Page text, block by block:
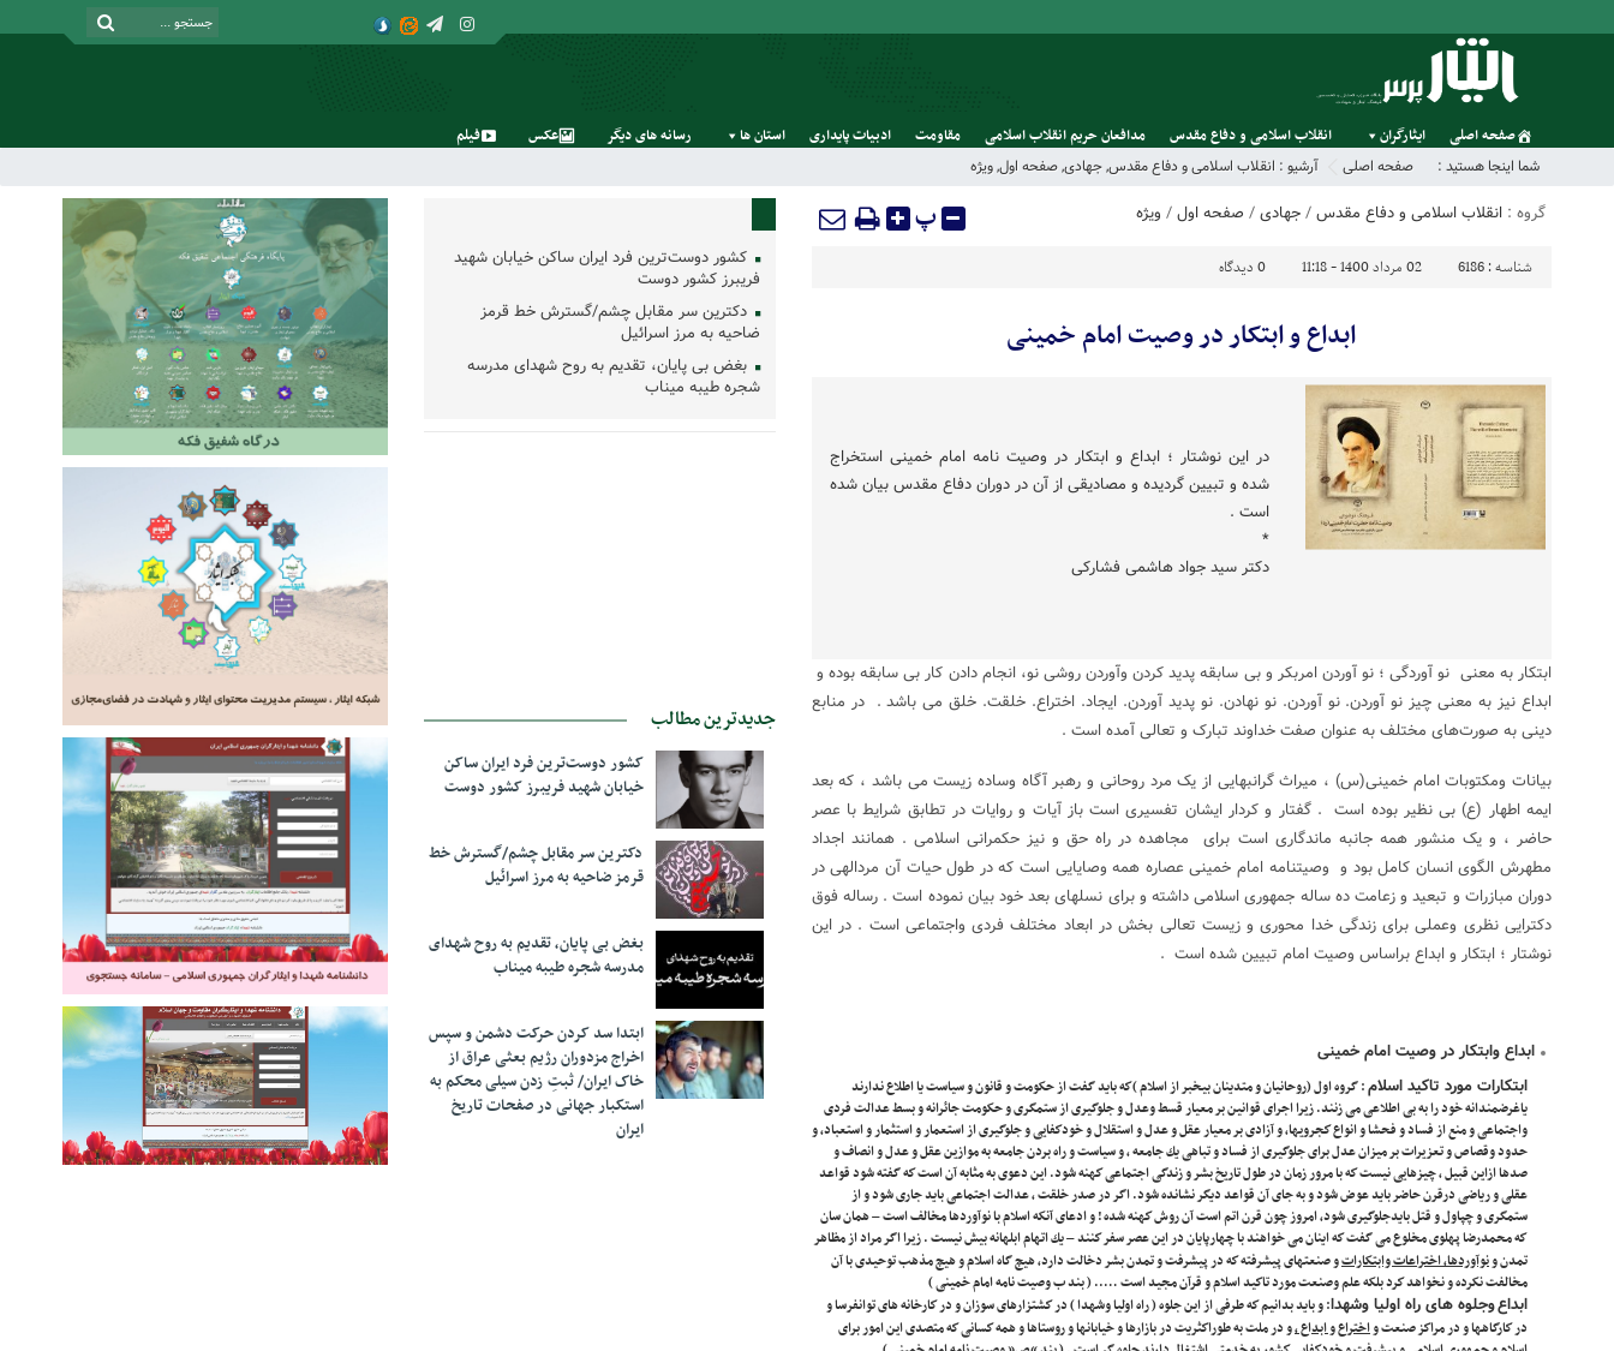
صفحه اصلی ایثارگران انقلاب اسلامی و دفاع مقدس مدافعان حریم انقلاب اسلامی مقاومت ادبیات پایداری استان‌ ها رسانه‌ های‌ دیگر عکس فیلم
شما اینجا هستید : صفحه اصلی آرشیو : انقلاب اسلامی و دفاع مقدس,جهادی,صفحه اول,ویژه
گروه : انقلاب اسلامی و دفاع مقدس/جهادی/ صفحه اول/ ویژه پ
شناسه : 6186 02 مرداد 1400 - 11:18 0 دیدگاه
ابداع و ابتکار در وصیت امام خمینی
در این نوشتار ؛ ابداع و ابتکار در وصیت نامه امام خمینی استخراج
شده و تبیین گردیده و مصادیقی از آن در دوران دفاع مقدس بیان شده
است .
*
دکتر سید جواد هاشمی فشارکی
ابتکار به معنی نو آوردگی ؛ نو آوردن امربکر و بی سابقه پدید کردن وآوردن روشی نو، انجام دادن کار بی سابقه بوده و
ابداع نیز به معنی چیز نو آوردن. نو آوردن. نو نهادن. نو پدید آوردن. ایجاد. اختراع. خلقت. خلق می باشد . در منابع
دینی به صورت‌های مختلف به عنوان صفت خداوند تبارک و تعالی آمده است .
بیانات ومکتوبات امام‏‎ ‎‏خمینی(س) ، میراث گرانبهایی از یک مرد روحانی و رهبر آگاه وساده زیست می باشد ، که بعد
ایمه اطهار (ع) بی نظیر بوده است . گفتار و کردار ایشان تفسیری است ‎‏باز آیات و روایات در تطابق شرایط با عصر
حاضر ، و یک منشور همه جانبه ماندگاری است برای‏‎ ‎‏ مجاهده در راه حق و نیز حکمرانی اسلامی . همانند اجداد
مطهرش الگوی انسان کامل بود و وصیتنامه امام خمینی عصاره همه وصایایی‏‎ ‎‏است که در طول حیات آن مردالهی در
دوران مبازرات و تبعید و زعامت ده ساله جمهوری اسلامی داشته و برای نسلهای بعد خود بیان نموده است . رساله فوق
دکترایی نظری وعملی برای زندگی‏‎ ‎‏خدا محوری و زیست تعالی بخش در ابعاد مختلف فردی واجتماعی است . در این
نوشتار ؛ ابتکار و ابداع براساس وصیت امام تبیین شده است .
ابداع وابتکار در وصیت امام خمینی
ابتکارات مورد تاکید اسلام: گروه اول (روحانیان و متدینان بیخبر از اسلام )كه باید گفت از حكومت و قانون و سیاست یا اطلاع ندارند
یاغرضمندانه خود را به بی اطلاعی می زنند. زیرا اجرای قوانین بر معیار قسط وعدل و جلوگیری از ستمگری و حكومت جائرانه و بسط عدالت فردی
واجتماعی و منع از فساد و فحشا و انواع كجرویها، و آزادی بر معیار عقل و عدل و استقلال و خودكفایی و جلوگیری از استعمار و استثمار و استعباد، و
حدود وقصاص و تعزیرات بر میزان عدل برای جلوگیری از فساد و تباهی یك جامعه ، و سیاست و راه بردن جامعه به موازین عقل و عدل و انصاف و
صدها ازاین قبیل ، چیزهایی نیست كه با مرور زمان در طول تاریخ بشر و زندگی اجتماعی كهنه شود. این دعوی به مثابه آن است كه گفته شود قواعد
عقلی و ریاضی درقرن حاضر باید عوض شود و به جای آن قواعد دیگر نشانده شود. اگر در صدر خلقت ، عدالت اجتماعی باید جاری شود و از
ستمگری و چپاول و قتل بایدجلوگیری شود، امروز چون قرن اتم است آن روش كهنه شده ! و ادعای آنكه اسلام با نوآوردها مخالف است – همان سان
كه محمدرضا پهلوی مخلوع می گفت كه اینان می خواهند با چهارپایان در این عصر سفر كنند – یك اتهام ابلهانه بیش نیست . زیرا اگر مراد از مظاهر
تمدن ونوآوردها، اختراعات وابتكاراتو صنعتهای پیشرفته كه در پیشرفت و تمدن بشر دخالت دارد، هیچ گاه اسلام و هیچ مذهب توحیدی با آن
مخالفت نكرده و نخواهد كرد بلكه علم وصنعت مورد تاكید اسلام و قرآن مجید است ….. ( بند ب وصیت نامه امام خمینی )
ابداعوجلوه های راه اولیا وشهدا: و باید بدانیم كه طرفی از این جلوه ( راه اولیا وشهدا ) در كشتزارهای سوزان و در كارخانه های توانفرسا و
در كارگاهها و در مراكز صنعت واختراع و ابداع ،و در ملت به طوراكثریت در بازارها و خیابانها و روستاها و همه كسانی كه متصدی این امور برای
کشور دوست‌ترین فرد ایران ساکن خیابان شهید
فریبرز کشور دوست
دکترین سر مقابل چشم/گسترش خط قرمز
ضاحیه به مرز اسرائیل
بغض بی پایان، تقدیم به روح شهدای مدرسه
شجره طیبه میناب
جدیدترین مطالب
کشور دوست‌ترین فرد ایران ساکن
خیابان شهید فریبرز کشور دوست
دکترین سر مقابل چشم/گسترش خط
قرمز ضاحیه به مرز اسرائیل
بغض بی پایان، تقدیم به روح شهدای
مدرسه شجره طیبه میناب
ابتدا سد کردن حرکت دشمن و سپس
اخراج مزدوران رژیم بعثی عراق از
خاک ایران/ ثبتِ زدن سیلی محکم به
استکبار جهانی در صفحات تاریخ
ایران